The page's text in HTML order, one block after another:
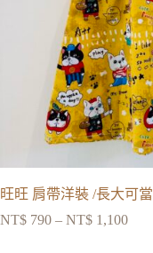
旺旺 肩帶洋裝 /長大可
NT$ 790 – NT$ 1,100